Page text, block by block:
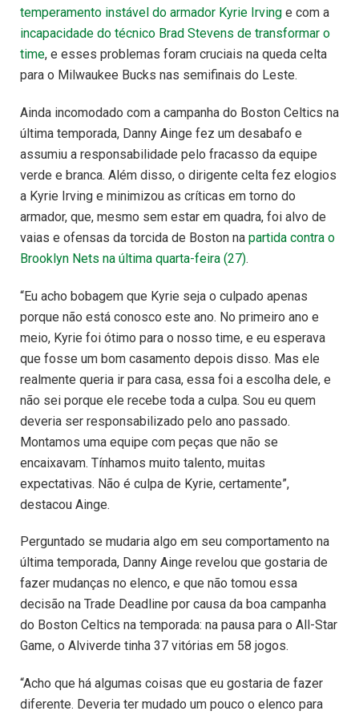
temperamento instável do armador Kyrie Irving e com a
incapacidade do técnico Brad Stevens de transformar o
time, e esses problemas foram cruciais na queda celta
para o Milwaukee Bucks nas semifinais do Leste.
Ainda incomodado com a campanha do Boston Celtics na
última temporada, Danny Ainge fez um desabafo e
assumiu a responsabilidade pelo fracasso da equipe
verde e branca. Além disso, o dirigente celta fez elogios
a Kyrie Irving e minimizou as críticas em torno do
armador, que, mesmo sem estar em quadra, foi alvo de
vaias e ofensas da torcida de Boston na partida contra o
Brooklyn Nets na última quarta-feira (27).
“Eu acho bobagem que Kyrie seja o culpado apenas
porque não está conosco este ano. No primeiro ano e
meio, Kyrie foi ótimo para o nosso time, e eu esperava
que fosse um bom casamento depois disso. Mas ele
realmente queria ir para casa, essa foi a escolha dele, e
não sei porque ele recebe toda a culpa. Sou eu quem
deveria ser responsabilizado pelo ano passado.
Montamos uma equipe com peças que não se
encaixavam. Tínhamos muito talento, muitas
expectativas. Não é culpa de Kyrie, certamente”,
destacou Ainge.
Perguntado se mudaria algo em seu comportamento na
última temporada, Danny Ainge revelou que gostaria de
fazer mudanças no elenco, e que não tomou essa
decisão na Trade Deadline por causa da boa campanha
do Boston Celtics na temporada: na pausa para o All-Star
Game, o Alviverde tinha 37 vitórias em 58 jogos.
“Acho que há algumas coisas que eu gostaria de fazer
diferente. Deveria ter mudado um pouco o elenco para